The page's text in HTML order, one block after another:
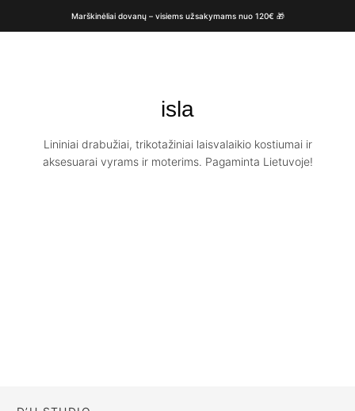
Marškinėliai dovanų – visiems užsakymams nuo 120€ 🎁
isla
Lininiai drabužiai, trikotažiniai laisvalaikio kostiumai ir
aksesuarai vyrams ir moterims. Pagaminta Lietuvoje!